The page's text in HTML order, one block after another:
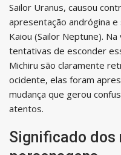
Sailor Uranus, causou
apresentação andrógina
Kaiou (Sailor Neptune).
tentativas de esconder
Michiru são claramente
ocidente, elas foram
mudança que gerou
atentos.
Significado dos